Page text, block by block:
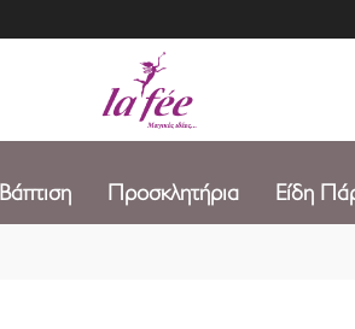
Βάπτιση Προσκλητήρια Είδη